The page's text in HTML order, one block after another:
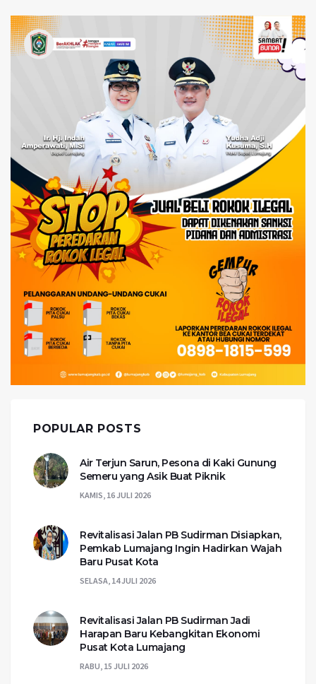
POPULAR POSTS
Air Terjun Sarun, Pesona di Kaki Gunung
Semeru yang Asik Buat Piknik
KAMIS, 16 JULI 2026
Revitalisasi Jalan PB Sudirman Disiapkan,
Pemkab Lumajang Ingin Hadirkan Wajah
Baru Pusat Kota
SELASA, 14 JULI 2026
Revitalisasi Jalan PB Sudirman Jadi
Harapan Baru Kebangkitan Ekonomi
Pusat Kota Lumajang
RABU, 15 JULI 2026